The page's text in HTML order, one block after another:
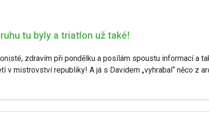
tu byly a triatlon už také!
zdravím při pondělku a posílám spoustu informací a
v mistrovství republiky! A já s Davidem „vyhrabal“ něco z